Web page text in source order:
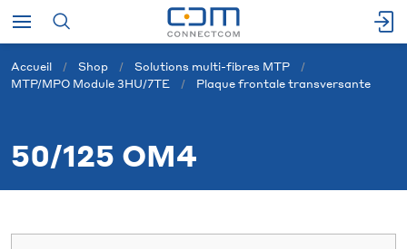
Accueil Shop
Solutions multi-fibres MTP
MTP/MPO Module 3HU/7TE
Plaque frontale transversante
50/125 OM4